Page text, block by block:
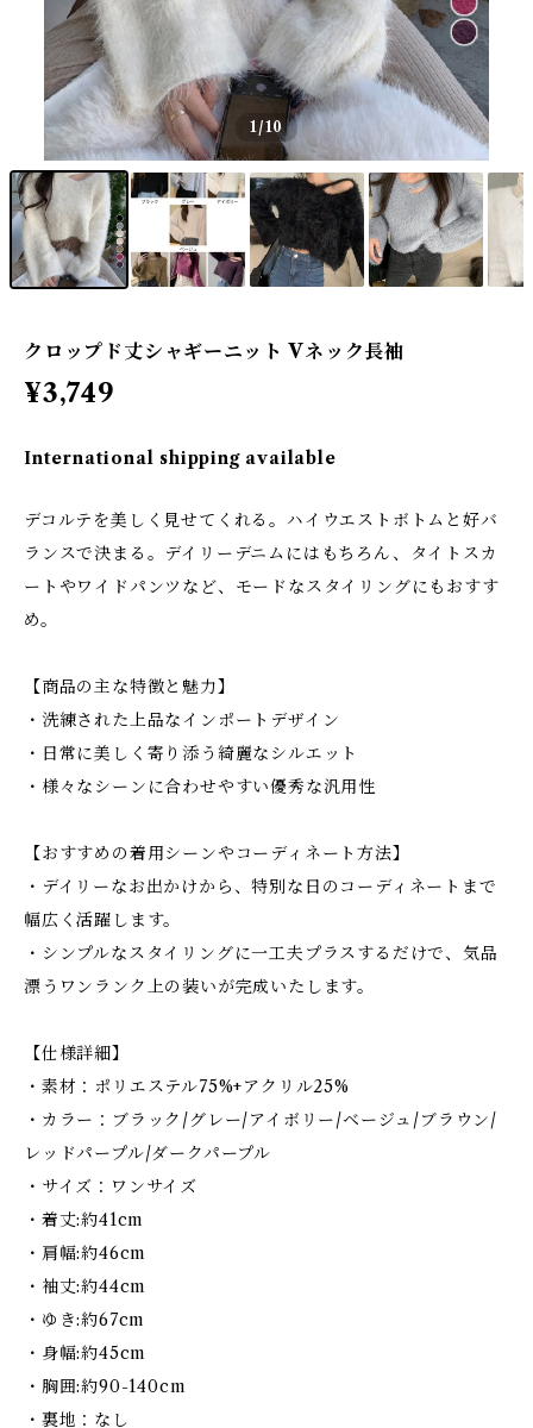
1 /10
クロップド丈シャギーニット Vネック長袖
¥3,749
International shipping available
デコルテを美しく見せてくれる。ハイウエストボトムと好バ
ランスで決まる。デイリーデニムにはもちろん、タイトスカ
ートやワイドパンツなど、モードなスタイリングにもおすす
め。
【商品の主な特徴と魅力】
・洗練された上品なインポートデザイン
・日常に美しく寄り添う綺麗なシルエット
・様々なシーンに合わせやすい優秀な汎用性
【おすすめの着用シーンやコーディネート方法】
・デイリーなお出かけから、特別な日のコーディネートまで
幅広く活躍します。
・シンプルなスタイリングに一工夫プラスするだけで、気品
漂うワンランク上の装いが完成いたします。
【仕様詳細】
・素材：ポリエステル75%+アクリル25%
・カラー：ブラック/グレー/アイボリー/ベージュ/ブラウン/
レッドパープル/ダークパープル
・サイズ：ワンサイズ
・着丈:約41cm
・肩幅:約46cm
・袖丈:約44cm
・ゆき:約67cm
・身幅:約45cm
・胸囲:約90-140cm
・裏地：なし